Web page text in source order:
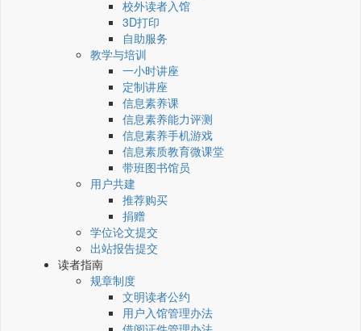
校外读者入馆
3D打印
自助服务
教学与培训
一小时讲座
定制讲座
信息素养课
信息素养能力评测
信息素养手机游戏
信息素质教育微课堂
带班图书馆员
用户共建
推荐购买
捐赠
学位论文提交
出站报告提交
读者指南
规章制度
文明读者公约
用户入馆管理办法